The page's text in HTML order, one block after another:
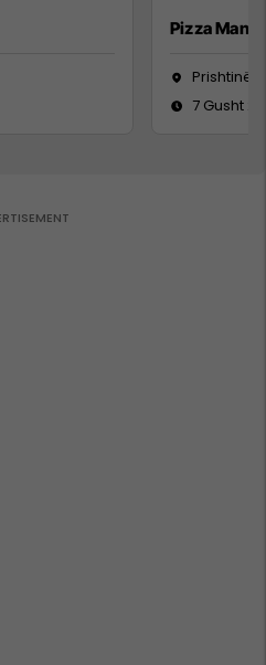
Pizza Man
Prishtinë
7 Gusht